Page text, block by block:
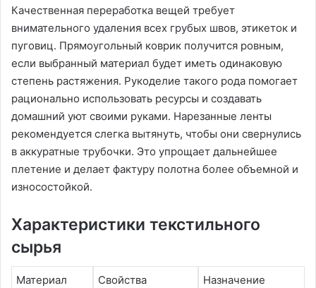
Качественная переработка вещей требует
внимательного удаления всех грубых швов, этикеток и
пуговиц․ Прямоугольный коврик получится ровным,
если выбранный материал будет иметь одинаковую
степень растяжения․ Рукоделие такого рода помогает
рационально использовать ресурсы и создавать
домашний уют своими руками․ Нарезанные ленты
рекомендуется слегка вытянуть, чтобы они свернулись
в аккуратные трубочки․ Это упрощает дальнейшее
плетение и делает фактуру полотна более объемной и
износостойкой․
Характеристики текстильного
сырья
Материал Свойства Назначение